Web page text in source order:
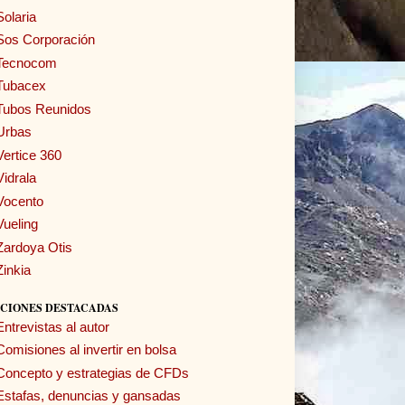
Corporación
Reunidos
360
Otis
DESTACADAS
al autor
al invertir en bolsa
y estrategias de CFDs
denuncias y gansadas